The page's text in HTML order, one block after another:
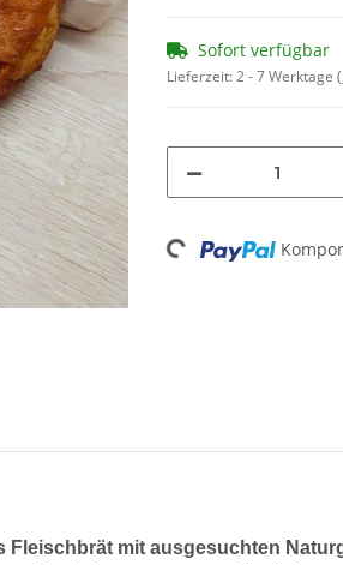
Sofort verfügbar
Lieferzeit:2 - 7 Werktage
Loading...
mit ausgesuchten